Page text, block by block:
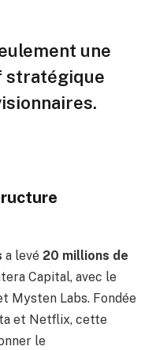
une
stratégique
a levé 20 millions de
Capital, avec le
Mysten Labs. Fondée
et Netflix, cette
le